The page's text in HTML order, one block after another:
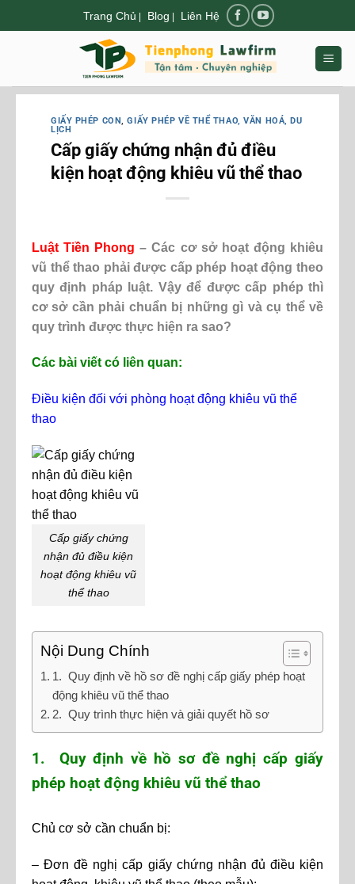
đến
Trang Chủ | Blog | Liên Hệ
GIẤY PHÉP CON,GIẤY PHÉP VỀ THỂ THAO, VĂN HOÁ, DU
LỊCH
Cấp giấy chứng nhận đủ điều
kiện hoạt động khiêu vũ thể thao
Luật Tiền Phong – Các cơ sở hoạt động khiêu
vũ thể thao phải được cấp phép hoạt động theo
quy định pháp luật. Vậy để được cấp phép thì
cơ sở cần phải chuẩn bị những gì và cụ thể về
quy trình được thực hiện ra sao?
Các bài viết có liên quan:
Điều kiện đối với phòng hoạt động khiêu vũ thể
thao
Cấp giấy chứng
nhận đủ điều kiện
hoạt động khiêu vũ
thể thao
Nội Dung Chính
1. Quy định về hồ sơ đề nghị cấp giấy phép hoạt
động khiêu vũ thể thao
2. Quy trình thực hiện và giải quyết hồ sơ
1. Quy định về hồ sơ đề nghị cấp giấy
phép hoạt động khiêu vũ thể thao
Chủ cơ sở cần chuẩn bị:
– Đơn đề nghị cấp giấy chứng nhận đủ điều kiện